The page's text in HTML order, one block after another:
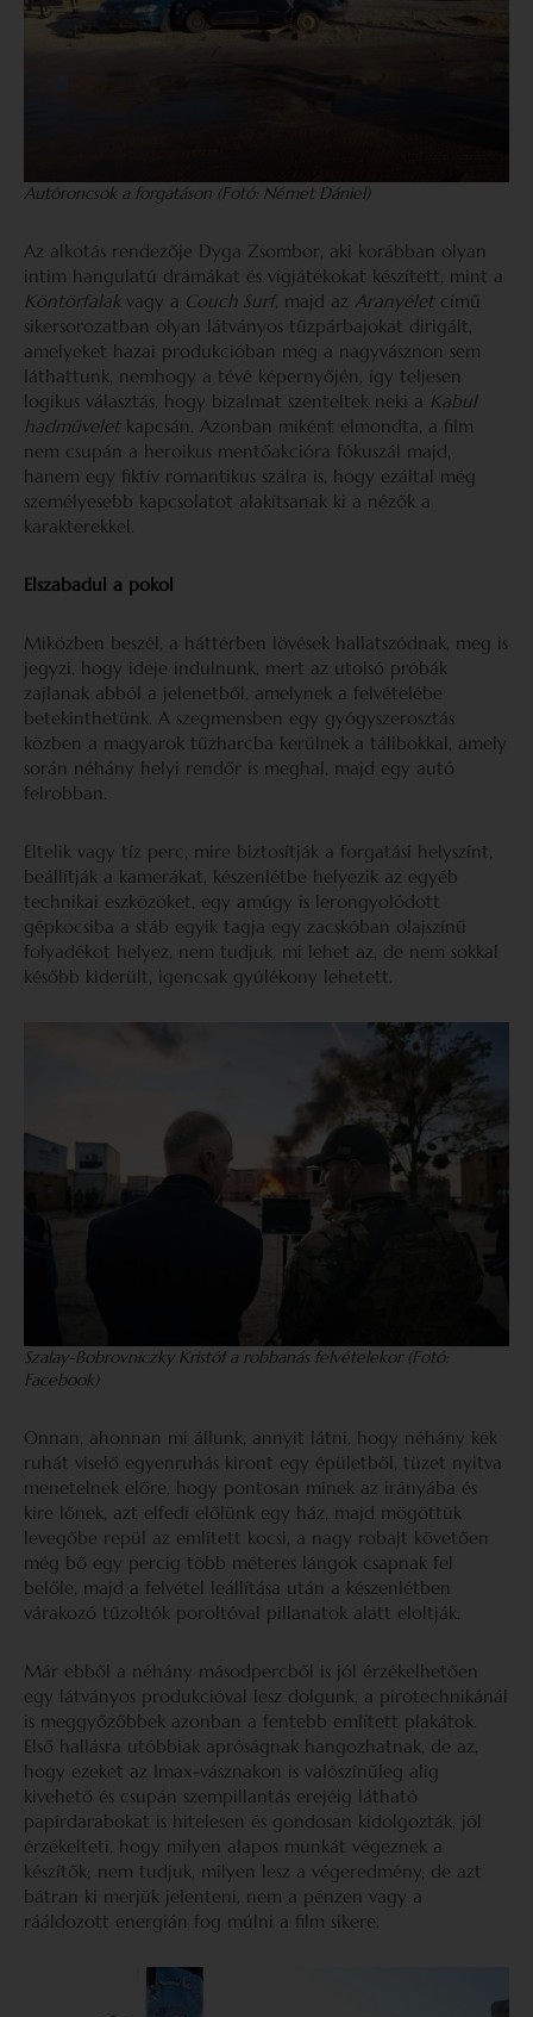
Autóroncsok a forgatáson (Fotó: Német Dániel)
Az alkotás rendezője Dyga Zsombor, aki korábban olyan
intim hangulatú drámákat és vígjátékokat készített, mint a
Köntörfalak vagy a Couch Surf, majd az Aranyélet című
sikersorozatban olyan látványos tűzpárbajokat dirigált,
amelyeket hazai produkcióban még a nagyvásznon sem
láthattunk, nemhogy a tévé képernyőjén, így teljesen
logikus választás, hogy bizalmat szenteltek neki a Kabul
hadművelet kapcsán. Azonban miként elmondta, a film
nem csupán a heroikus mentőakcióra fókuszál majd,
hanem egy fiktív romantikus szálra is, hogy ezáltal még
személyesebb kapcsolatot alakítsanak ki a nézők a
karakterekkel.
Elszabadul a pokol
Miközben beszél, a háttérben lövések hallatszódnak, meg is
jegyzi, hogy ideje indulnunk, mert az utolsó próbák
zajlanak abból a jelenetből, amelynek a felvételébe
betekinthetünk. A szegmensben egy gyógyszerosztás
közben a magyarok tűzharcba kerülnek a tálibokkal, amely
során néhány helyi rendőr is meghal, majd egy autó
felrobban.
Eltelik vagy tíz perc, mire biztosítják a forgatási helyszínt,
beállítják a kamerákat, készenlétbe helyezik az egyéb
technikai eszközöket, egy amúgy is lerongyolódott
gépkocsiba a stáb egyik tagja egy zacskóban olajszínű
folyadékot helyez, nem tudjuk, mi lehet az, de nem sokkal
később kiderült, igencsak gyúlékony lehetett.
Szalay-Bobrovniczky Kristóf a robbanás felvételekor (Fotó:
Facebook)
Onnan, ahonnan mi állunk, annyit látni, hogy néhány kék
ruhát viselő egyenruhás kiront egy épületből, tüzet nyitva
menetelnek előre, hogy pontosan minek az irányába és
kire lőnek, azt elfedi előlünk egy ház, majd mögöttük
levegőbe repül az említett kocsi, a nagy robajt követően
még bő egy percig több méteres lángok csapnak fel
belőle, majd a felvétel leállítása után a készenlétben
várakozó tűzoltók poroltóval pillanatok alatt eloltják.
Már ebből a néhány másodpercből is jól érzékelhetően
egy látványos produkcióval lesz dolgunk, a pirotechnikánál
is meggyőzőbbek azonban a fentebb említett plakátok.
Első hallásra utóbbiak apróságnak hangozhatnak, de az,
hogy ezeket az Imax-vásznakon is valószínűleg alig
kivehető és csupán szempillantás erejéig látható
papírdarabokat is hitelesen és gondosan kidolgozták, jól
érzékelteti, hogy milyen alapos munkát végeznek a
készítők; nem tudjuk, milyen lesz a végeredmény, de azt
bátran ki merjük jelenteni, nem a pénzen vagy a
rááldozott energián fog múlni a film sikere.